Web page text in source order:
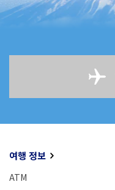
여행 정보
ATM